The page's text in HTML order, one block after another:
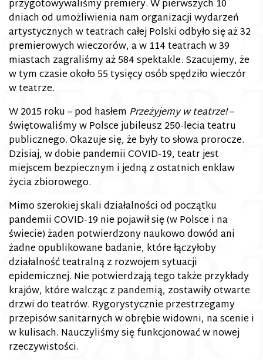
przygotowywaliśmy premiery. W pierwszych 10
dniach od umożliwienia nam organizacji wydarzeń
artystycznych w teatrach całej Polski odbyło się aż 32
premierowych wieczorów, a w 114 teatrach w 39
miastach zagraliśmy aż 584 spektakle. Szacujemy, że
w tym czasie około 55 tysięcy osób spędziło wieczór
w teatrze.
W 2015 roku – pod hasłem Przeżyjemy w teatrze!–
świętowaliśmy w Polsce jubileusz 250-lecia teatru
publicznego. Okazuje się, że były to słowa prorocze.
Dzisiaj, w dobie pandemii COVID-19, teatr jest
miejscem bezpiecznym i jedną z ostatnich enklaw
życia zbiorowego.
Mimo szerokiej skali działalności od początku
pandemii COVID-19 nie pojawił się (w Polsce i na
świecie) żaden potwierdzony naukowo dowód ani
żadne opublikowane badanie, które łączyłoby
działalność teatralną z rozwojem sytuacji
epidemicznej. Nie potwierdzają tego także przykłady
krajów, które walcząc z pandemią, zostawiły otwarte
drzwi do teatrów. Rygorystycznie przestrzegamy
przepisów sanitarnych w obrębie widowni, na scenie i
w kulisach. Nauczyliśmy się funkcjonować w nowej
rzeczywistości.